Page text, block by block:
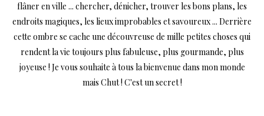
flâner en ville ... chercher, dénicher, trouver les bons plans, les
endroits magiques, les lieux improbables et savoureux ... Derrière
cette ombre se cache une découvreuse de mille petites choses qui
rendent la vie toujours plus fabuleuse, plus gourmande, plus
joyeuse ! Je vous souhaite à tous la bienvenue dans mon monde
mais Chut ! C'est un secret !